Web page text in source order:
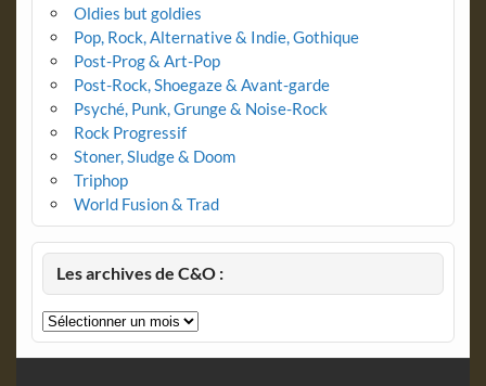
Oldies but goldies
Pop, Rock, Alternative & Indie, Gothique
Post-Prog & Art-Pop
Post-Rock, Shoegaze & Avant-garde
Psyché, Punk, Grunge & Noise-Rock
Rock Progressif
Stoner, Sludge & Doom
Triphop
World Fusion & Trad
Les archives de C&O :
Les
archives